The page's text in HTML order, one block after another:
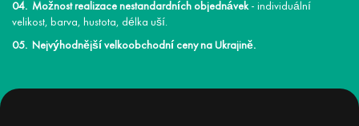
Možnost realizace nestandardních objednávek- individuální
velikost, barva, hustota, délka uší.
Nejvýhodnější velkoobchodní ceny na Ukrajině.